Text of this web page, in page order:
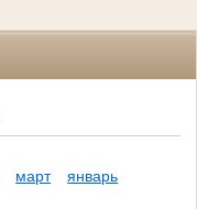
март
январь